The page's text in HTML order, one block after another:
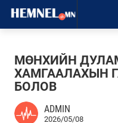
МӨНХИЙН
ХАМГААЛАХЫН
БОЛОВ
ADMIN
2026/05/08